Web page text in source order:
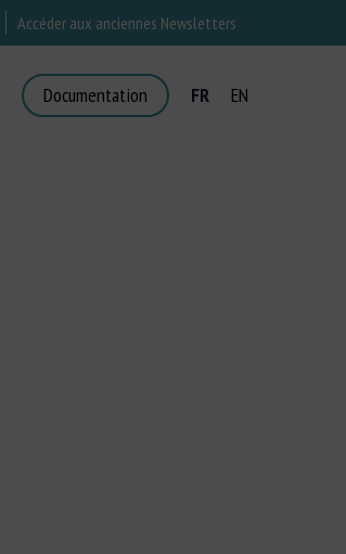
Accéder aux anciennes Newsletters
Documentation FR EN